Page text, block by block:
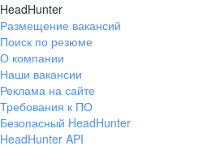
HeadHunter
Размещение вакансий
Поиск по резюме
О компании
Наши вакансии
Реклама на сайте
Требования к ПО
Безопасный HeadHunter
HeadHunter API